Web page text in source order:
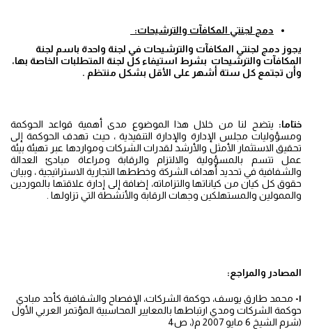
دمج لجنتي المكافآت والترشيحات:
يجوز دمج لجنتي المكافآت والترشيحات في لجنة واحدة باسم لجنة
المكافآت والترشيحات بشرط استيفاء كل لجنة المتطلبات الخاصة بها،
وأن تجتمع كل ستة أشهر على الأقل بشكل منتظم .
ختاما: يتضح لنا من خلال هذا الموضوع مدى أهمية قواعد الحوكمة
ومسؤوليات مجلس الإدارة والإدارة التنفيذية ، حيث تهدف الحوكمة إلى
تحقيق الاستثمار الأمثل والأرشد لقدرات الشركات ومواردها عبر تهيئة بيئة
عمل تتسم بالمسؤولية والالتزام والرقابة ومراعاة مبادئ العدالة
والشفافية في تحديد أهداف الشركة وخططها التجارية الاستراتيجية ، وبيان
حقوق كل كيان من كياناتها والتزاماته، إضافة إلى إدارة علاقتها بالموردين
والممولين والمستهلكين وجهات الرقابة والأنشطة التي تزاولها .
المصادر والمراجع:
١-
محمد طارق يوسف، حوكمة الشركات، الإفصاح والشفافية كأحد مبادي
حوكمة الشركات ومدي ارتباطها بالمعايير المحاسبية المؤتمر العربي الأول
(شرم الشيخ 6 مايو 2007 م(، ص4